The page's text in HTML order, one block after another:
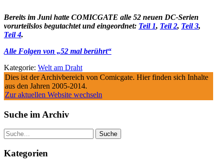
Bereits im Juni hatte COMICGATE alle 52 neuen DC-Serien
vorurteilslos begutachtet und eingeordnet: Teil 1, Teil 2, Teil 3,
Teil 4.
Alle Folgen von „52 mal berührt“
Kategorie: Welt am Draht
Dies ist der Archivbereich von Comicgate. Hier finden sich Inhalte
aus den Jahren 2005-2014.
Zur aktuellen Website wechseln
Suche im Archiv
Suche
Kategorien